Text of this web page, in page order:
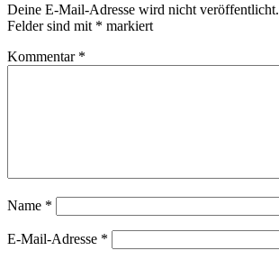
Deine E-Mail-Adresse wird nicht veröffentlicht.
Felder sind mit * markiert
Kommentar *
Name *
E-Mail-Adresse *